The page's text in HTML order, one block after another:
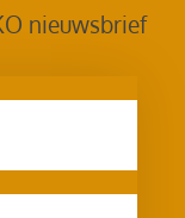
nieuwsbrief